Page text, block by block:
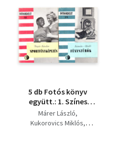
Természettudomány
Történelem
Vallás
5 db Fotós könyv
együtt.: 1. Színes
fényképezés, 2.
Kisfilmes fényképezés,
Márer László
Kukorovics Miklós